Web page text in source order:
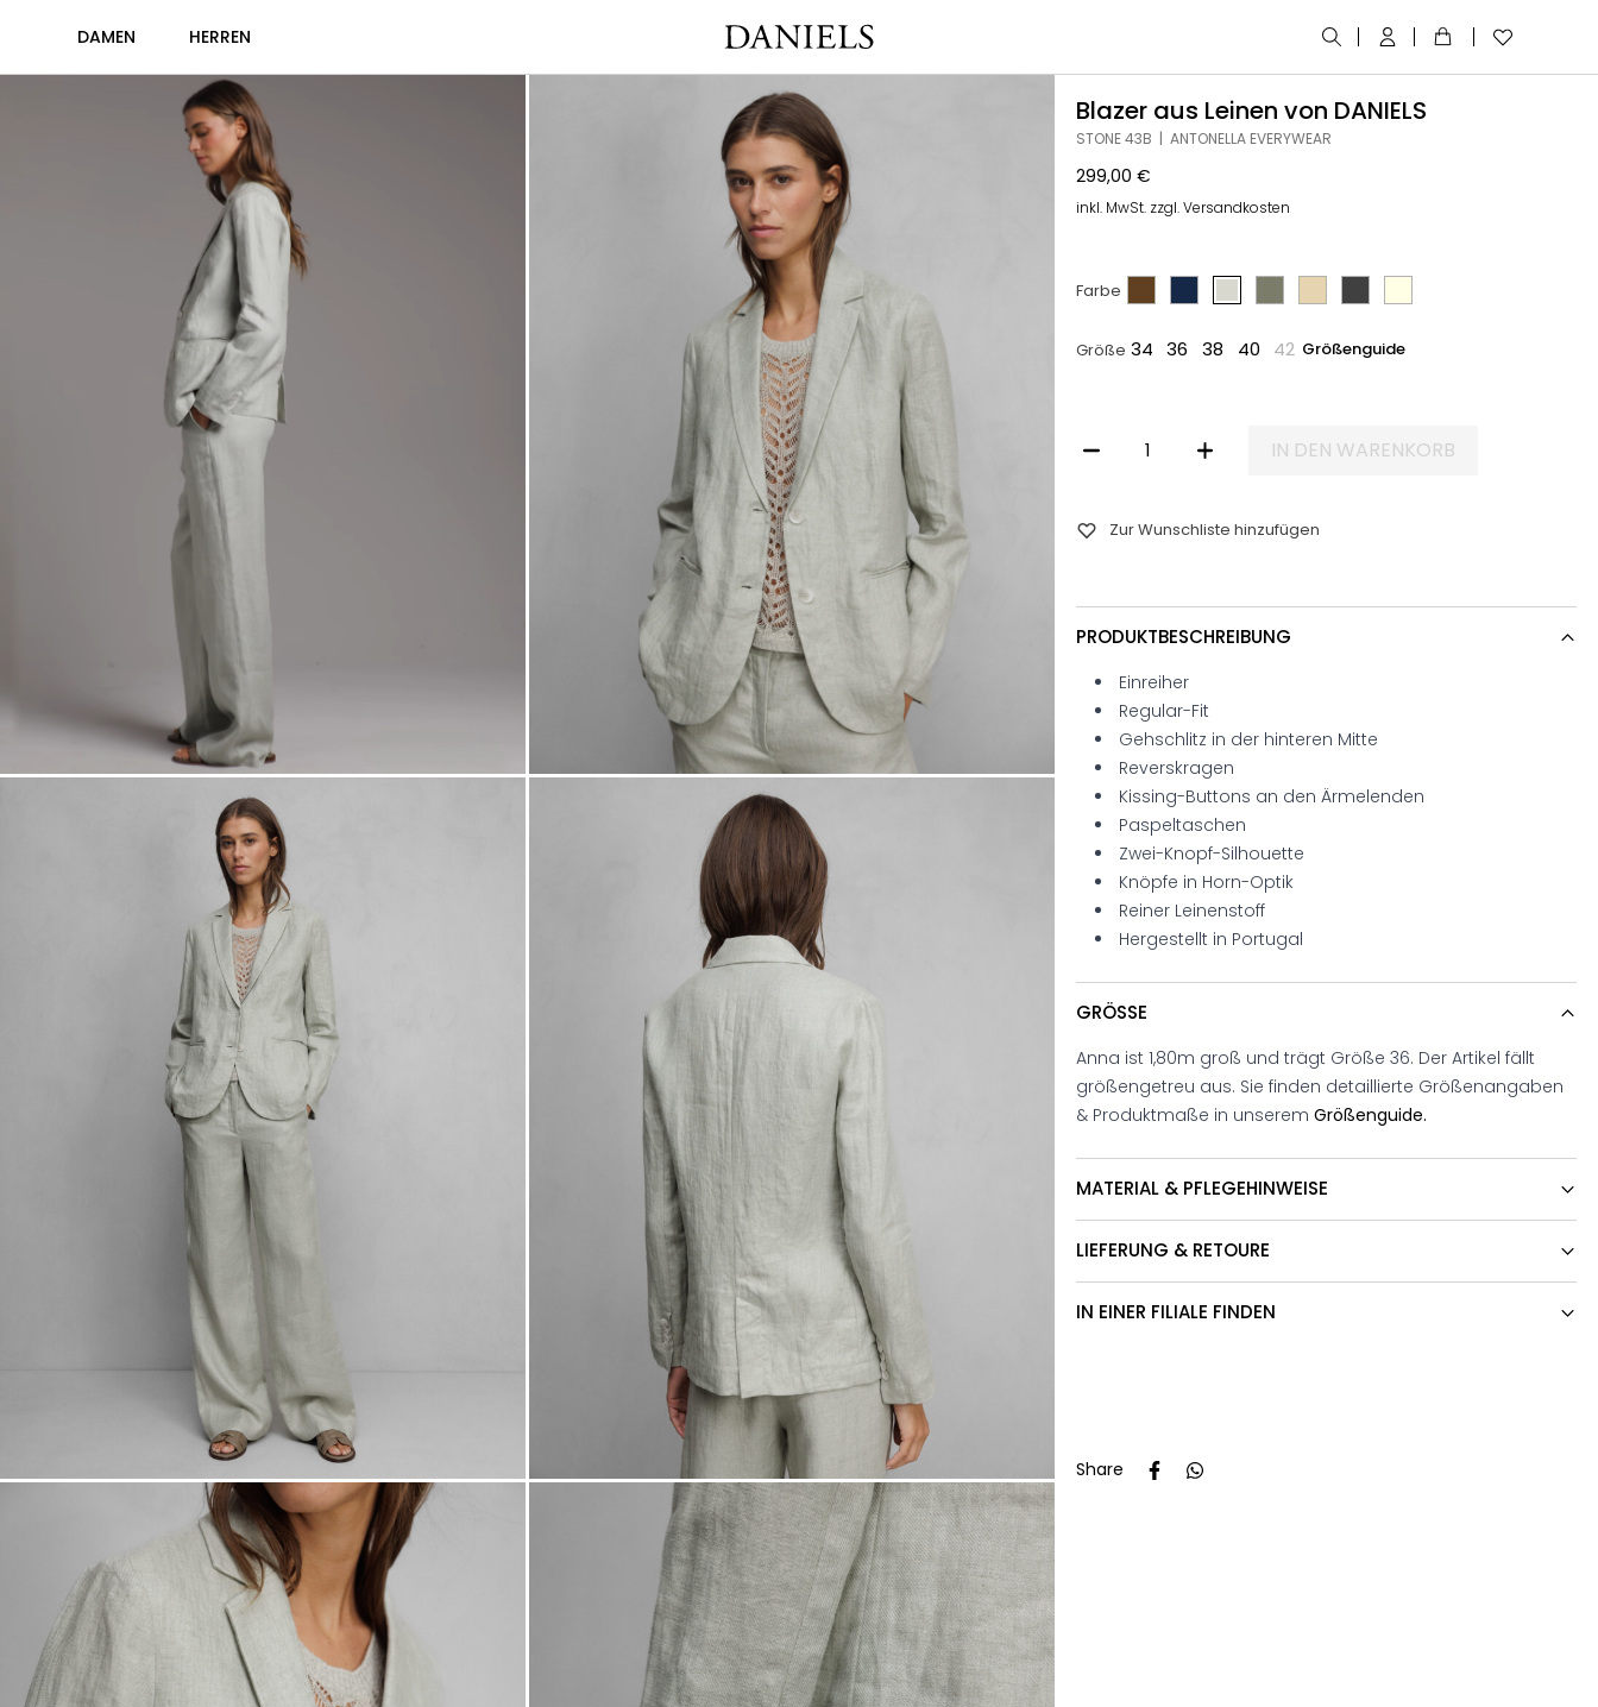
DAMEN HERREN
Blazer aus Leinen von DANIELS
STONE 43B | ANTONELLA EVERYWEAR
299,00€
inkl. MwSt. zzgl. Versandkosten
Farbe
Größe 34 36 38 40 42 Größenguide
BLAZER AUS LEINEN VON DANIELS MENGE
IN DEN WARENKORB
Zur Wunschliste hinzufügen
PRODUKTBESCHREIBUNG
Einreiher
Regular-Fit
Gehschlitz in der hinteren Mitte
Reverskragen
Kissing-Buttons an den Ärmelenden
Paspeltaschen
Zwei-Knopf-Silhouette
Knöpfe in Horn-Optik
Reiner Leinenstoff
Hergestellt in Portugal
GRÖSSE
Anna ist 1,80m groß und trägt Größe 36. Der Artikel fällt
größengetreu aus. Sie finden detaillierte Größenangaben
& Produktmaße in unseremGrößenguide.
MATERIAL & PFLEGEHINWEISE
LIEFERUNG & RETOURE
IN EINER FILIALE FINDEN
Share